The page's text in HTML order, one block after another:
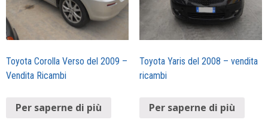
Toyota Corolla Verso del 2009 –
Vendita Ricambi
Per saperne di più
Toyota Yaris del 2008 – vendita
ricambi
Per saperne di più